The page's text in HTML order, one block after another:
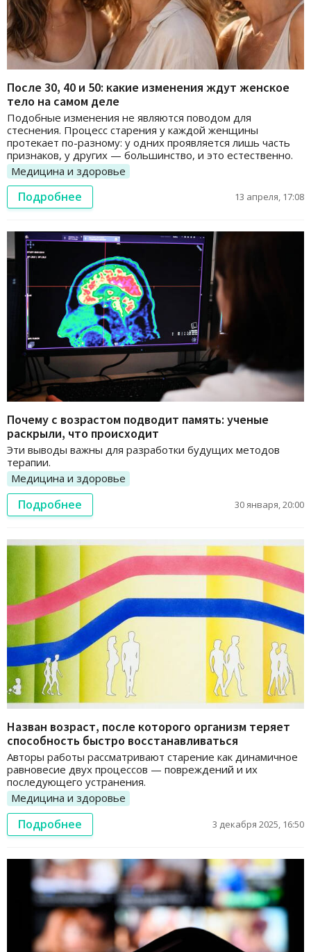
После 30, 40 и 50: какие изменения ждут женское
тело на самом деле
Подобные изменения не являются поводом для
стеснения. Процесс старения у каждой женщины
протекает по-разному: у одних проявляется лишь часть
признаков, у других — большинство, и это естественно.
Медицина и здоровье
Подробнее 13 апреля, 17:08
Почему с возрастом подводит память: ученые
раскрыли, что происходит
Эти выводы важны для разработки будущих методов
терапии.
Медицина и здоровье
Подробнее 30 января, 20:00
Назван возраст, после которого организм теряет
способность быстро восстанавливаться
Авторы работы рассматривают старение как динамичное
равновесие двух процессов — повреждений и их
последующего устранения.
Медицина и здоровье
Подробнее 3 декабря 2025, 16:50